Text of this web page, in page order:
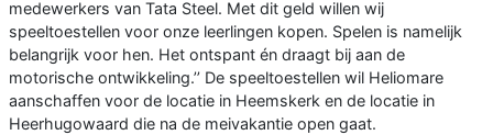
medewerkers van Tata Steel. Met dit geld willen wij
speeltoestellen voor onze leerlingen kopen. Spelen is namelijk
belangrijk voor hen. Het ontspant én draagt bij aan de
motorische ontwikkeling.’’ De speeltoestellen wil Heliomare
aanschaffen voor de locatie in Heemskerk en de locatie in
Heerhugowaard die na de meivakantie open gaat.